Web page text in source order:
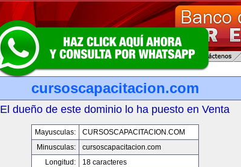
cursoscapacitacion.com
El dueño de este dominio lo ha puesto en Venta
Mayusculas:
CURSOSCAPACITACION.COM
Minusculas:
cursoscapacitacion.com
Longitud:
18 caracteres